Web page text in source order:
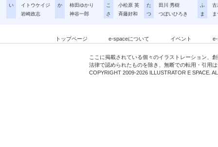
い
イトウケイジ
岩崎政志
か
柿田ゆかり
神谷一郎
こ
小松原 英
さ
斉藤好和
た
田川 秀樹
つ
つぼいひろき
ふ
古
ま
トップページ e-spaceについて イベント
ここに掲載されている個々のイラストレーション、
法律で認められたものを除き、無断での転用・引用
COPYRIGHT 2009-2026 ILLUSTRATOR E SPACE.